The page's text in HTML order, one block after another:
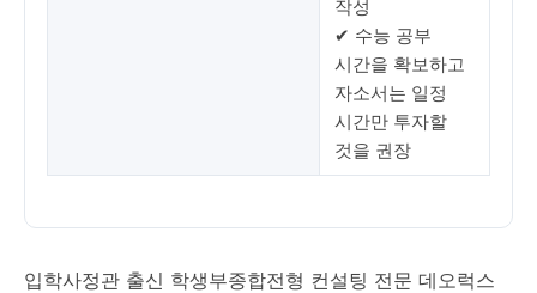
작성
✔ 수능 공부
시간을 확보하고
자소서는 일정
시간만 투자할
것을 권장
입학사정관 출신 학생부종합전형 컨설팅 전문 데오럭스